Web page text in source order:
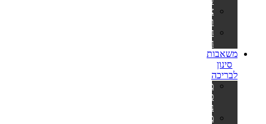
צינורות
ומתאמים
חבילות
חומרים
משאבות
סינון
לבריכה
משאבות
פילטר
נייר
משאבות